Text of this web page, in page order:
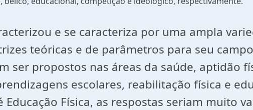
e se caracteriza por uma ampla
teóricas e de parâmetros para seu
ser propostos nas áreas da saúde, aptidão
escolares, reabilitação física e
Física, as respostas seriam muito